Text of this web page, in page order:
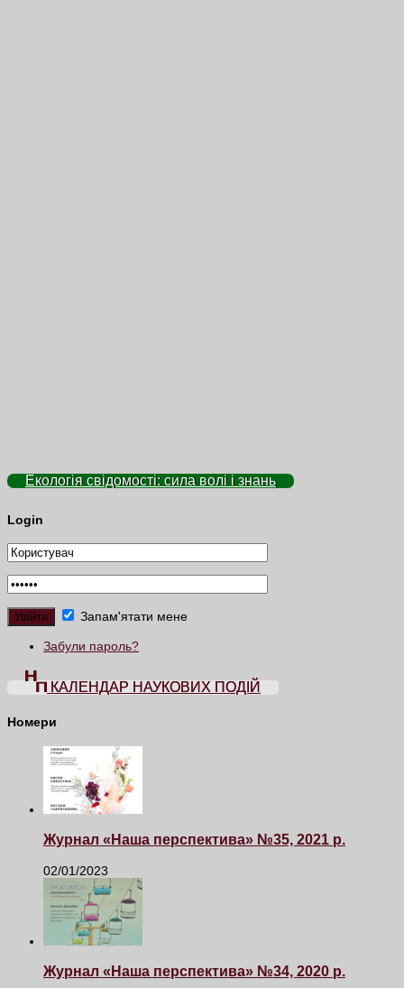
Екологія свідомості: сила волі і знань
Login
Запам'ятати мене
Забули пароль?
КАЛЕНДАР НАУКОВИХ ПОДІЙ
Номери
Журнал «Наша перспектива» №35, 2021 р.
02/01/2023
Журнал «Наша перспектива» №34, 2020 р.